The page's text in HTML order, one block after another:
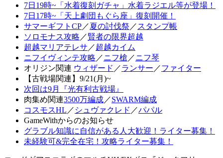
7日19時~「水着復刻ガチャ」水着ラジエル等が登場！
7日17時~「天上劇団もぐら座」復刻開催！
サマーギフトCP／夏の討伐祭 ／ スタンプ帳
ソロモナス攻略 ／賢者の限界超越
超越マリアテレサ ／超越カイム
ニフイヴィンテ攻略 ／ニフ槍 ／ニフ琴
オリジン関連 ウィザード ／ランサー ／ファイター
【古戦場関連】9/21(月)~
次回は9月『光有利古戦場』
肉集め関連3500万編成／SWARM編成
コスモスHL ／ シュヴァクレド ／パパル
GameWithからのお知らせ
グラブル知識に自信がある人大歓迎！ライター募集！
未経験可&完全在宅！攻略ライター募集！